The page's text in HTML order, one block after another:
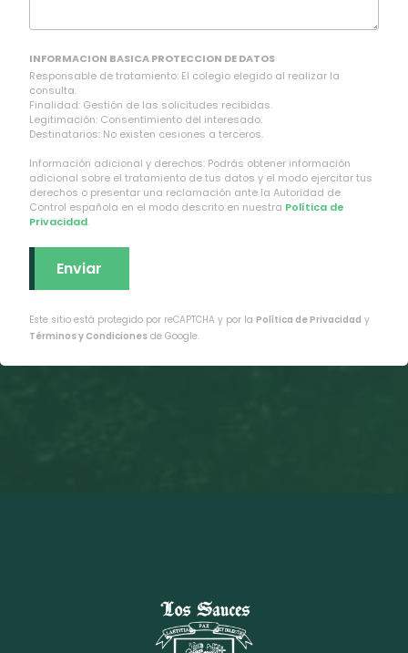
INFORMACION BASICA PROTECCION DE DATOS
Responsable de tratamiento: El colegio elegido al realizar la
consulta.
Finalidad: Gestión de las solicitudes recibidas.
Legitimación: Consentimiento del interesado.
Destinatarios: No existen cesiones a terceros.
Información adicional y derechos: Podrás obtener información
adicional sobre el tratamiento de tus datos y el modo ejercitar tus
derechos o presentar una reclamación ante la Autoridad de
Control española en el modo descrito en nuestra Política de
Privacidad.
Este sitio está protegido por reCAPTCHA y por la Política de Privacidad y
Términos y Condiciones de Google.